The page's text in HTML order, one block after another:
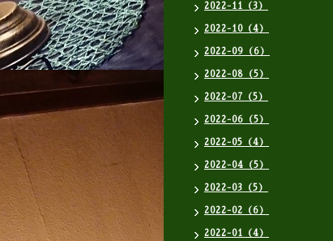
2022-11（3）
2022-10（4）
2022-09（6）
2022-08（5）
2022-07（5）
2022-06（5）
2022-05（4）
2022-04（5）
2022-03（5）
2022-02（6）
2022-01（4）